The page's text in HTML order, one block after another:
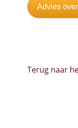
Advies
Terug naar